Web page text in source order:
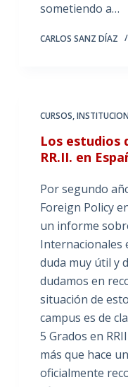
sometiendo a…
CARLOS SANZ DÍAZ
CURSOS,
Los estudios
RR.II. en
Por segundo
Foreign Policy
un informe
Internacionales
duda muy útil y
dudamos en
situación de
campus es de
5 Grados en
más que hace
oficialmente